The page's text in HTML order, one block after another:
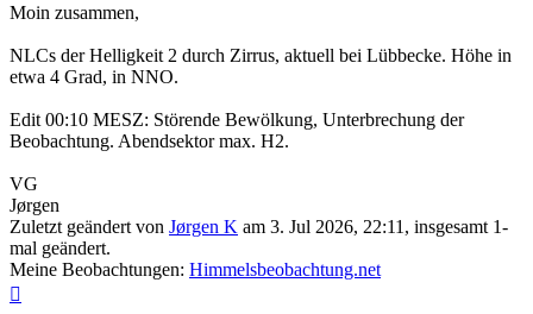
Moin zusammen,
NLCs der Helligkeit 2 durch Zirrus, aktuell bei Lübbecke. Höhe in
etwa 4 Grad, in NNO.
Edit 00:10 MESZ: Störende Bewölkung, Unterbrechung der
Beobachtung. Abendsektor max. H2.
VG
Jørgen
Zuletzt geändert von Jørgen K am 3. Jul 2026, 22:11, insgesamt 1-
mal geändert.
Meine Beobachtungen: Himmelsbeobachtung.net